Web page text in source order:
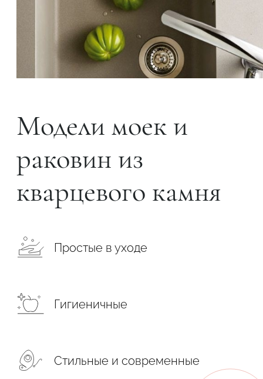
Модели моек и
раковин из
кварцевого камня
Простые в уходе
Гигиеничные
Стильные и современные